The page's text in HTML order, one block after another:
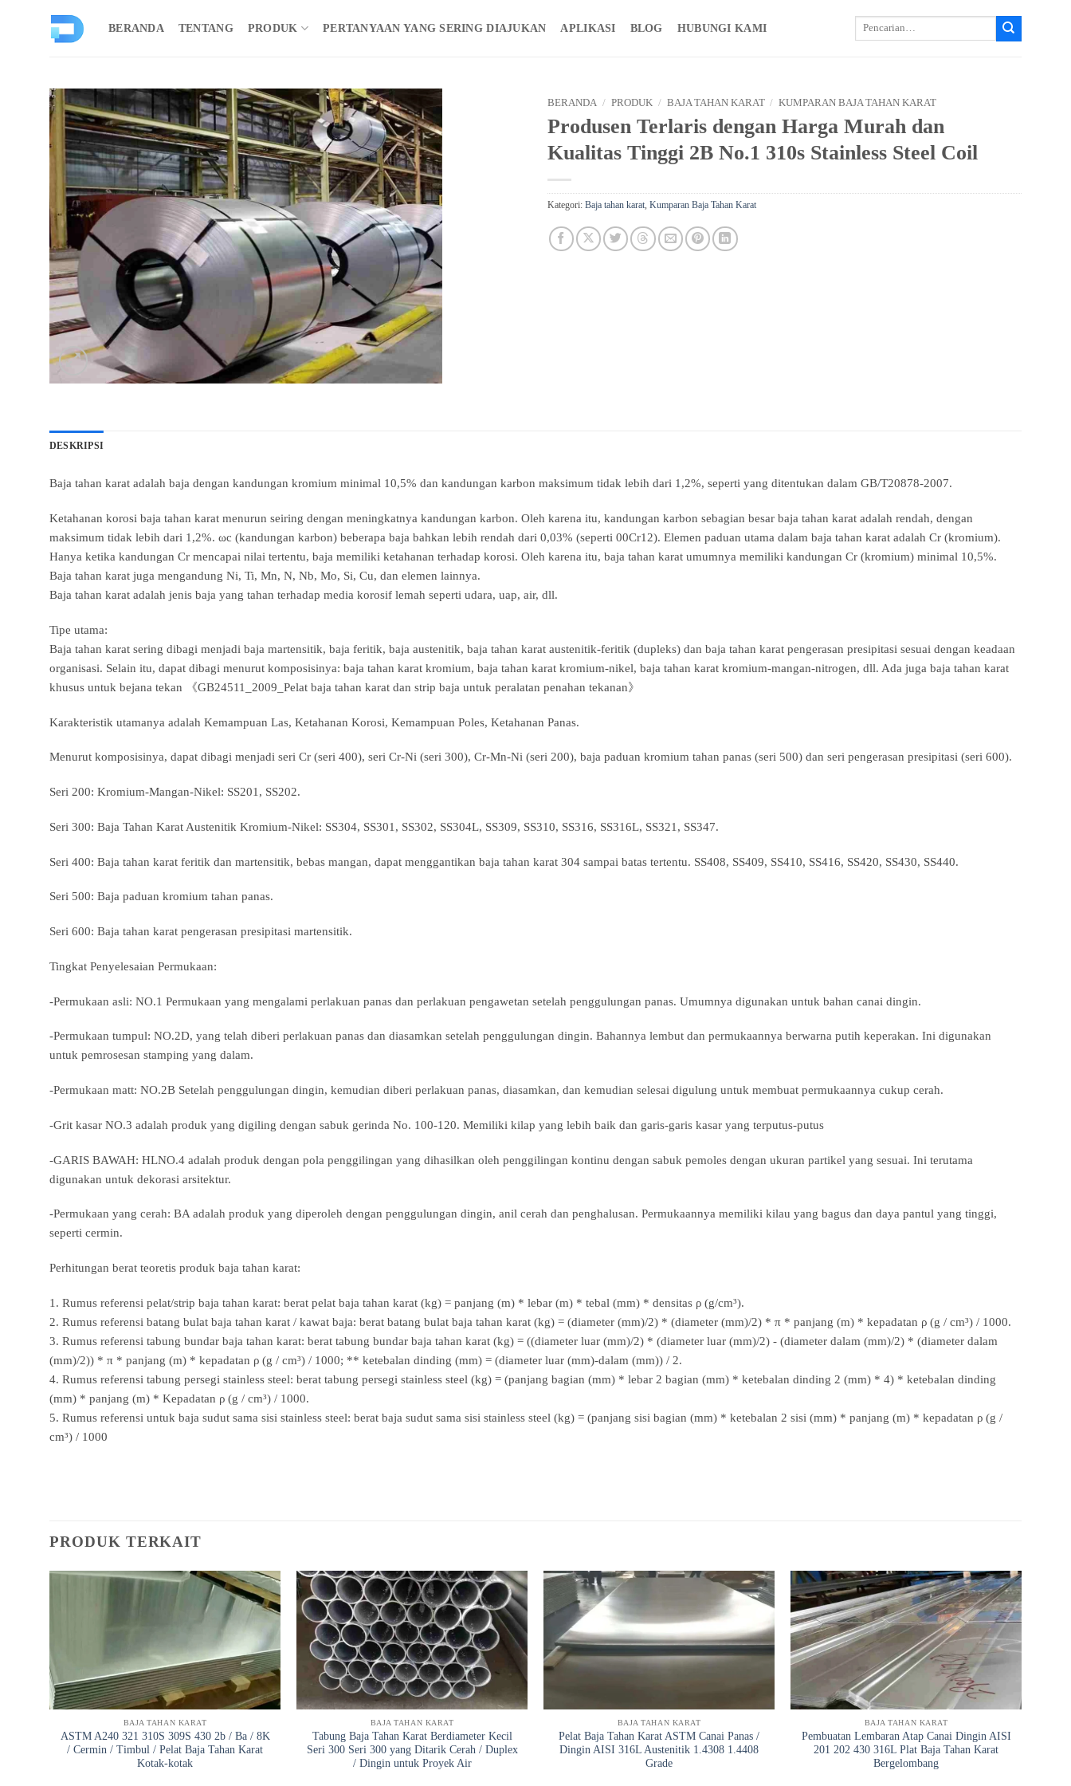
BERANDA TENTANG PRODUK PERTANYAAN YANG SERING DIAJUKAN APLIKASI BLOG HUBUNGI KAMI
Cari:
BERANDA / PRODUK / BAJA TAHAN KARAT / KUMPARAN BAJA TAHAN KARAT
Produsen Terlaris dengan Harga Murah dan
Kualitas Tinggi 2B No.1 310s Stainless Steel Coil
Kategori: Baja tahan karat, Kumparan Baja Tahan Karat
DESKRIPSI
Baja tahan karat adalah baja dengan kandungan kromium minimal 10,5% dan kandungan karbon maksimum tidak lebih dari 1,2%, seperti yang ditentukan dalam GB/T20878-2007.
Ketahanan korosi baja tahan karat menurun seiring dengan meningkatnya kandungan karbon. Oleh karena itu, kandungan karbon sebagian besar baja tahan karat adalah rendah, dengan
maksimum tidak lebih dari 1,2%. ωc (kandungan karbon) beberapa baja bahkan lebih rendah dari 0,03% (seperti 00Cr12). Elemen paduan utama dalam baja tahan karat adalah Cr (kromium).
Hanya ketika kandungan Cr mencapai nilai tertentu, baja memiliki ketahanan terhadap korosi. Oleh karena itu, baja tahan karat umumnya memiliki kandungan Cr (kromium) minimal 10,5%.
Baja tahan karat juga mengandung Ni, Ti, Mn, N, Nb, Mo, Si, Cu, dan elemen lainnya.
Baja tahan karat adalah jenis baja yang tahan terhadap media korosif lemah seperti udara, uap, air, dll.
Tipe utama:
Baja tahan karat sering dibagi menjadi baja martensitik, baja feritik, baja austenitik, baja tahan karat austenitik-feritik (dupleks) dan baja tahan karat pengerasan presipitasi sesuai dengan keadaan
organisasi. Selain itu, dapat dibagi menurut komposisinya: baja tahan karat kromium, baja tahan karat kromium-nikel, baja tahan karat kromium-mangan-nitrogen, dll. Ada juga baja tahan karat
khusus untuk bejana tekan 《GB24511_2009_Pelat baja tahan karat dan strip baja untuk peralatan penahan tekanan》
Karakteristik utamanya adalah Kemampuan Las, Ketahanan Korosi, Kemampuan Poles, Ketahanan Panas.
Menurut komposisinya, dapat dibagi menjadi seri Cr (seri 400), seri Cr-Ni (seri 300), Cr-Mn-Ni (seri 200), baja paduan kromium tahan panas (seri 500) dan seri pengerasan presipitasi (seri 600).
Seri 200: Kromium-Mangan-Nikel: SS201, SS202.
Seri 300: Baja Tahan Karat Austenitik Kromium-Nikel: SS304, SS301, SS302, SS304L, SS309, SS310, SS316, SS316L, SS321, SS347.
Seri 400: Baja tahan karat feritik dan martensitik, bebas mangan, dapat menggantikan baja tahan karat 304 sampai batas tertentu. SS408, SS409, SS410, SS416, SS420, SS430, SS440.
Seri 500: Baja paduan kromium tahan panas.
Seri 600: Baja tahan karat pengerasan presipitasi martensitik.
Tingkat Penyelesaian Permukaan:
-Permukaan asli: NO.1 Permukaan yang mengalami perlakuan panas dan perlakuan pengawetan setelah penggulungan panas. Umumnya digunakan untuk bahan canai dingin.
-Permukaan tumpul: NO.2D, yang telah diberi perlakuan panas dan diasamkan setelah penggulungan dingin. Bahannya lembut dan permukaannya berwarna putih keperakan. Ini digunakan
untuk pemrosesan stamping yang dalam.
-Permukaan matt: NO.2B Setelah penggulungan dingin, kemudian diberi perlakuan panas, diasamkan, dan kemudian selesai digulung untuk membuat permukaannya cukup cerah.
-Grit kasar NO.3 adalah produk yang digiling dengan sabuk gerinda No. 100-120. Memiliki kilap yang lebih baik dan garis-garis kasar yang terputus-putus
-GARIS BAWAH: HLNO.4 adalah produk dengan pola penggilingan yang dihasilkan oleh penggilingan kontinu dengan sabuk pemoles dengan ukuran partikel yang sesuai. Ini terutama
digunakan untuk dekorasi arsitektur.
-Permukaan yang cerah: BA adalah produk yang diperoleh dengan penggulungan dingin, anil cerah dan penghalusan. Permukaannya memiliki kilau yang bagus dan daya pantul yang tinggi,
seperti cermin.
Perhitungan berat teoretis produk baja tahan karat:
1. Rumus referensi pelat/strip baja tahan karat: berat pelat baja tahan karat (kg) = panjang (m) * lebar (m) * tebal (mm) * densitas ρ (g/cm³).
2. Rumus referensi batang bulat baja tahan karat / kawat baja: berat batang bulat baja tahan karat (kg) = (diameter (mm)/2) * (diameter (mm)/2) * π * panjang (m) * kepadatan ρ (g / cm³) / 1000.
3. Rumus referensi tabung bundar baja tahan karat: berat tabung bundar baja tahan karat (kg) = ((diameter luar (mm)/2) * (diameter luar (mm)/2) - (diameter dalam (mm)/2) * (diameter dalam
(mm)/2)) * π * panjang (m) * kepadatan ρ (g / cm³) / 1000; ** ketebalan dinding (mm) = (diameter luar (mm)-dalam (mm)) / 2.
4. Rumus referensi tabung persegi stainless steel: berat tabung persegi stainless steel (kg) = (panjang bagian (mm) * lebar 2 bagian (mm) * ketebalan dinding 2 (mm) * 4) * ketebalan dinding
(mm) * panjang (m) * Kepadatan ρ (g / cm³) / 1000.
5. Rumus referensi untuk baja sudut sama sisi stainless steel: berat baja sudut sama sisi stainless steel (kg) = (panjang sisi bagian (mm) * ketebalan 2 sisi (mm) * panjang (m) * kepadatan ρ (g /
cm³) / 1000
PRODUK TERKAIT
BAJA TAHAN KARAT
ASTM A240 321 310S 309S 430 2b / Ba / 8K
/ Cermin / Timbul / Pelat Baja Tahan Karat
Kotak-kotak
BAJA TAHAN KARAT
Tabung Baja Tahan Karat Berdiameter Kecil
Seri 300 Seri 300 yang Ditarik Cerah / Duplex
/ Dingin untuk Proyek Air
BAJA TAHAN KARAT
Pelat Baja Tahan Karat ASTM Canai Panas /
Dingin AISI 316L Austenitik 1.4308 1.4408
Grade
BAJA TAHAN KARAT
Pembuatan Lembaran Atap Canai Dingin AISI
201 202 430 316L Plat Baja Tahan Karat
Bergelombang